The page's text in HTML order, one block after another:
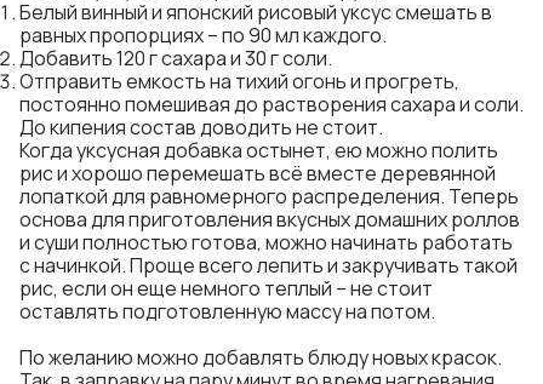
Белый винный и японский рисовый уксус смешать в
равных пропорциях – по 90 мл каждого.
Добавить 120 г сахара и 30 г соли.
Отправить емкость на тихий огонь и прогреть,
постоянно помешивая до растворения сахара и соли.
До кипения состав доводить не стоит.
Когда уксусная добавка остынет, ею можно полить
рис и хорошо перемешать всё вместе деревянной
лопаткой для равномерного распределения. Теперь
основа для приготовления вкусных домашних роллов
и суши полностью готова, можно начинать работать
с начинкой. Проще всего лепить и закручивать такой
рис, если он еще немного теплый – не стоит
оставлять подготовленную массу на потом.
По желанию можно добавлять блюду новых красок.